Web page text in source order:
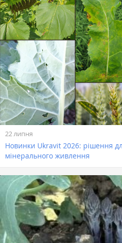
22 липня
Новинки Ukravit 2026: рішення
мінерального живлення